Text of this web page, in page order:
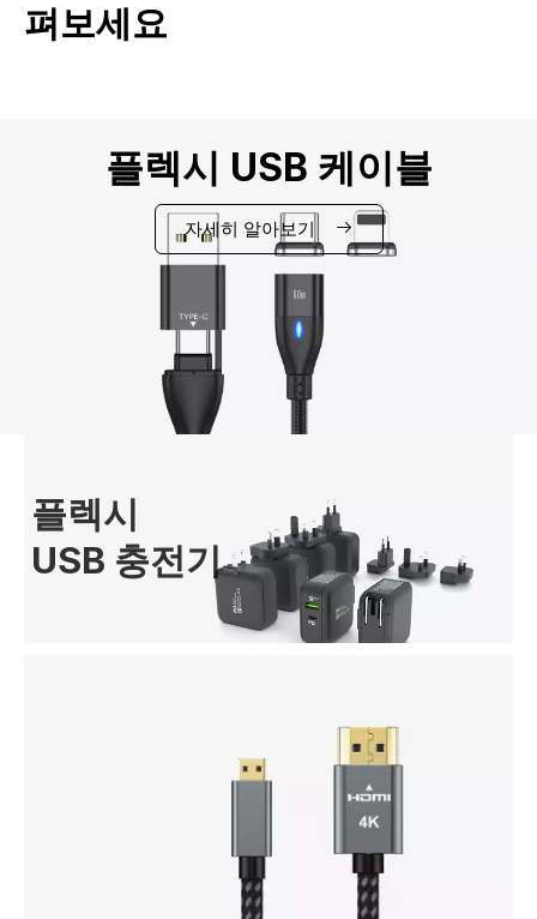
펴보세요
플렉시 USB 케이블
자세히 알아보기
플렉시
USB 충전기